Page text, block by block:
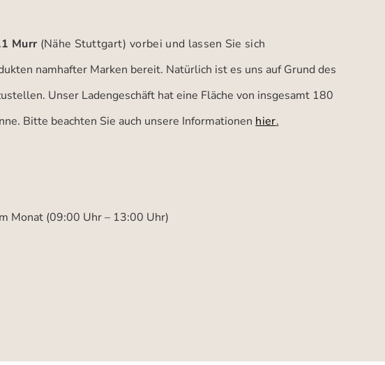
Murr (Nähe Stuttgart) vorbei und lassen Sie sich
namhafter Marken bereit. Natürlich ist es uns auf Grund des
Unser Ladengeschäft hat eine Fläche von insgesamt 180
Bitte beachten Sie auch unsere Informationen hier.
Monat (09:00 Uhr – 13:00 Uhr)